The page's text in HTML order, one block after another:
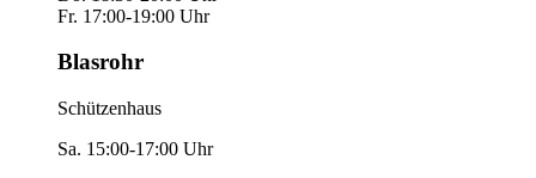
Fr. 17:00-19:00 Uhr
Blasrohr
Schützenhaus
Sa. 15:00-17:00 Uhr